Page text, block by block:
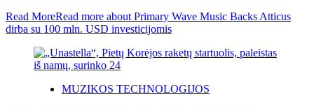
Read MoreRead more about Primary Wave Music Backs Atticus
dirba su 100 mln. USD investicijomis
MUZIKOS TECHNOLOGIJOS